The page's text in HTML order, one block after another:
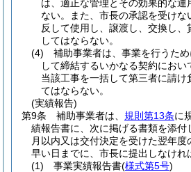
は、適正な管理とその効果的な運
ない。
また、市長の承認を受けな
反して使用し、譲渡し、交換し
してはならない。
(4)
補助事業者は、事業を行うた
して締結するいかなる契約にお
当該工事を一括して第三者に請け
てはならない。
(実績報告)
第9条
補助事業者は、 規則第13条に
績報告書に、次に掲げる書類を添
月以内又は交付決定を受けた翌年
早い日までに、市長に提出しなけれ
(1)
事業実績報告書(様式第5号)